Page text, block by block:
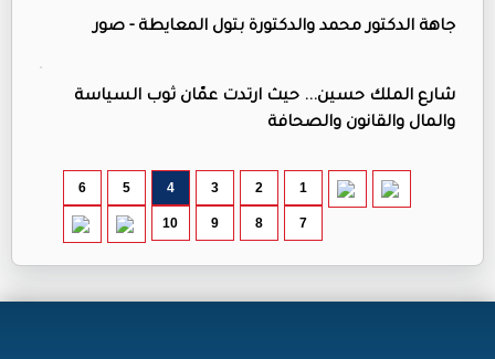
جاهة الدكتور محمد والدكتورة بتول المعايطة - صور
شارع الملك حسين... حيث ارتدت عمّان ثوب السياسة
والمال والقانون والصحافة
1
2
3
4
5
6
7
8
9
10